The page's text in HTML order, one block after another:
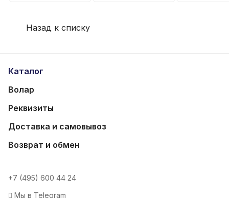
Назад к списку
Каталог
Волар
Реквизиты
Доставка и самовывоз
Возврат и обмен
+7 (495) 600 44 24
Мы в Telegram